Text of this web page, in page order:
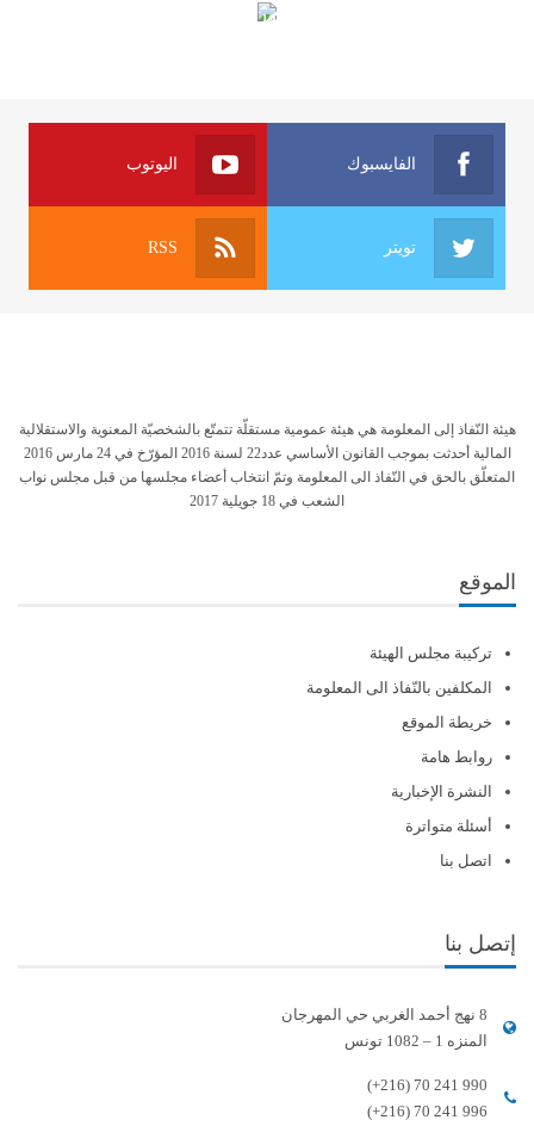
الهياكل الخاضعة لقانون النفاذ إلى المعلومة
الفايسبوك اليوتوب
تويتر RSS
هيئة النّفاذ إلى المعلومة هي هيئة عمومية مستقلّة تتمتّع بالشخصيّة المعنوية والاستقلالية
المالية أحدثت بموجب القانون الأساسي عدد22 لسنة 2016 المؤرّخ في 24 مارس 2016
المتعلّق بالحق في النّفاذ الى المعلومة وتمّ انتخاب أعضاء مجلسها من قبل مجلس نواب
الشعب في 18 جويلية 2017
الموقع
تركيبة مجلس الهيئة
المكلفين بالنّفاذ الى المعلومة
خريطة الموقع
روابط هامة
النشرة الإخبارية
أسئلة متواترة
اتصل بنا
إتصل بنا
8 نهج أحمد الغربي حي المهرجان
المنزه 1 – 1082 تونس
(+216) 70 241 990
(+216) 70 241 996